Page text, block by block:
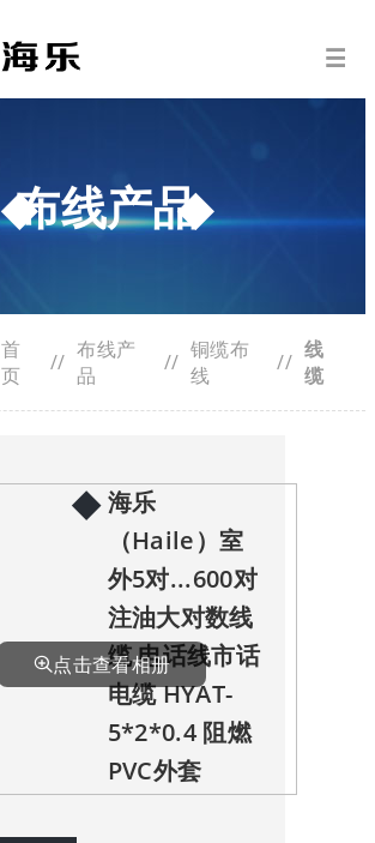
布线产品
首
页
// 布线产
品
// 铜缆布
线
// 线
缆
点击查看相册
◆ 海乐
（Haile）室
外5对...600对
注油大对数线
缆 电话线市话
电缆 HYAT-
5*2*0.4 阻燃
PVC外套